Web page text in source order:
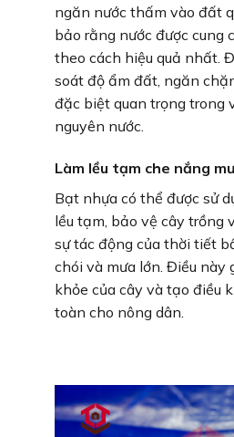
ngăn nước thấm vào đất
bảo rằng nước được cung
theo cách hiệu quả nhất.
soát độ ẩm đất, ngăn
đặc biệt quan trọng trong
nguyên nước.
Làm lều tạm che nắng
Bạt nhựa có thể được sử
lều tạm, bảo vệ cây trồng
sự tác động của thời tiết
chói và mưa lớn. Điều này
khỏe của cây và tạo điều
toàn cho nông dân.